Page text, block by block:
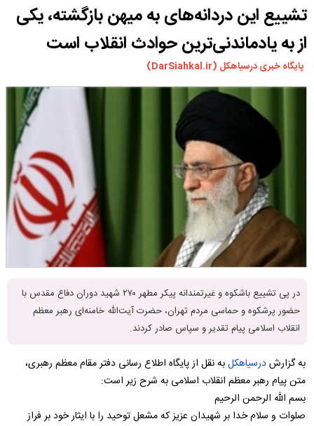
ورزشی
سیاسی
چندرسانه ای
تشییع این دردانه‌های به میهن بازگشته، یکی
از به یادماندنی‌ترین حوادث انقلاب است
پایگاه خبری درسیاهکل (DarSiahkal.ir)
در پی تشییع باشکوه و غیرتمندانه پیکر مطهر ۲۷۰ شهید دوران دفاع مقدس با
حضور پرشکوه و حماسی مردم تهران، حضرت آیت‌الله خامنه‌ای رهبر معظم
انقلاب اسلامی پیام تقدیر و سپاس صادر کردند.
به گزارشدرسیاهکلبه نقل از پایگاه اطلاع رسانی دفتر مقام معظم رهبری،
متن پیام رهبر معظم انقلاب اسلامی به شرح زیر است:
بسم الله الرحمن الرحیم
صلوات و سلام خدا بر شهیدان عزیز که مشعل توحید را با ایثار خود بر فراز